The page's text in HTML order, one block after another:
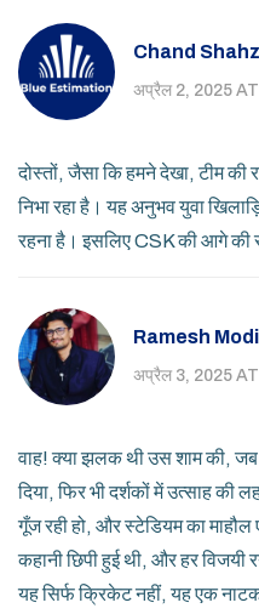
Chand
अप्रैल 2, 2025
दोस्तों, जैसा कि हमने देखा, टीम की
निभा रहा है। यह अनुभव युवा
रहना है। इसलिए CSK की आगे की
Ramesh Modi
अप्रैल 3, 2025
वाह! क्या झलक थी उस शाम की,
दिया, फिर भी दर्शकों में उत्साह की
गूँज रही हो, और स्टेडियम का माहौल
कहानी छिपी हुई थी, और हर विजयी
यह सिर्फ क्रिकेट नहीं, यह एक